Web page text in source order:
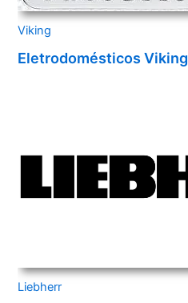
Viking
Eletrodomésticos Viking
Liebherr